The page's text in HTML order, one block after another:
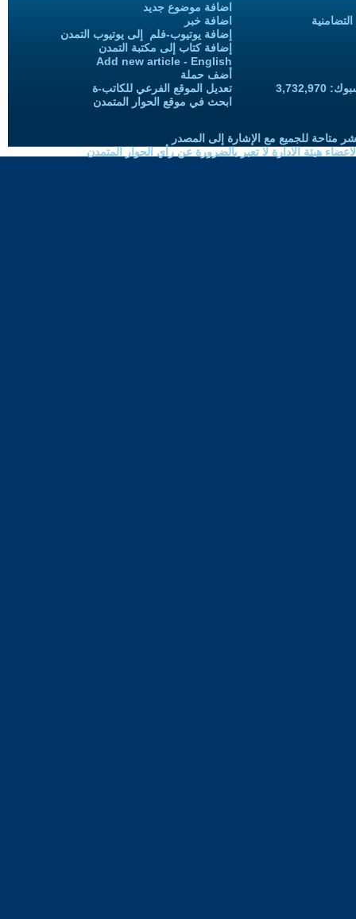
اضافة موضوع جديد
اضافة خبر
إضافة يوتيوب-فلم إلى يوتيوب التمدن
إضافة كتاب إلى مكتبة التمدن
Add new article - English
أضف حملة
تعديل الموقع الفرعي للكاتب-ة
ابحث في موقع الحوار المتمدن
متاحة للجميع مع الإشارة إلى المصدر
هيئة الادارة لا تعبر بالضرورة عن رأي الحوار المتمدن